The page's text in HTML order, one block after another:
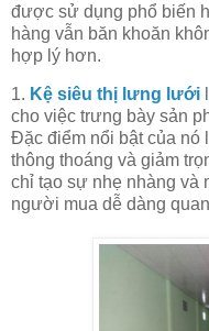
được sử dụng phổ biến
hàng vẫn băn khoăn
hợp lý hơn.
1. Kệ siêu thị lưng lưới
cho việc trưng bày sản
Đặc điểm nổi bật của nó
thông thoáng và giảm
chỉ tạo sự nhẹ nhàng và
người mua dễ dàng